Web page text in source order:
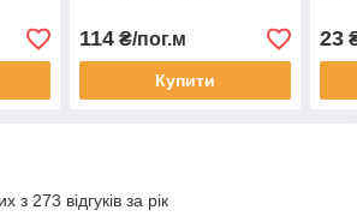
114₴/пог.м
Купити
23
з 273 відгуків за рік